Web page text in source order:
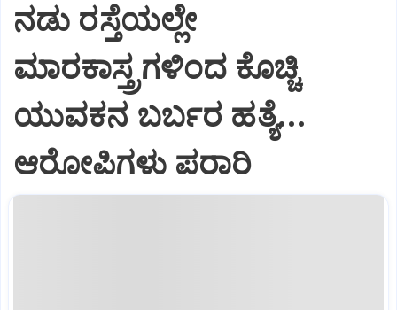
ನಡು ರಸ್ತೆಯಲ್ಲೇ
ಮಾರಕಾಸ್ತ್ರಗಳಿಂದ ಕೊಚ್ಚಿ
ಯುವಕನ ಬರ್ಬರ ಹತ್ಯೆ...
ಆರೋಪಿಗಳು ಪರಾರಿ